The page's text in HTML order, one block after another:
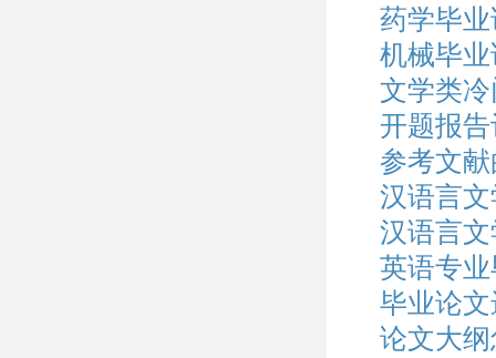
药学毕
机械毕
文学类
开题报
参考文
汉语言
汉语言
英语专
毕业论
论文大